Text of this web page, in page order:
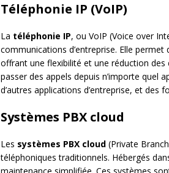
Téléphonie IP (VoIP)
La téléphonie IP, ou VoIP (Voice over
communications d’entreprise. Elle
offrant une flexibilité et une réduction
passer des appels depuis n’importe quel
d’autres applications d’entreprise, et
Systèmes PBX cloud
Les systèmes PBX cloud (Private
téléphoniques traditionnels. Hébergés